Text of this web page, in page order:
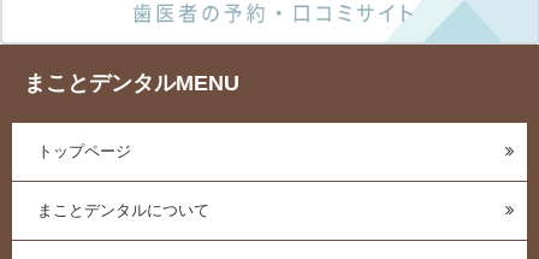
まことデンタルMENU
トップページ
まことデンタルについて